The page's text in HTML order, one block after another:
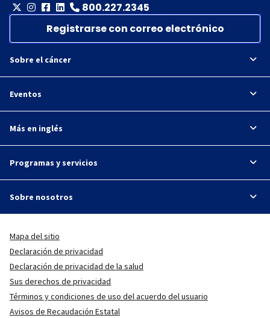
800.227.2345
Registrarse con correo electrónico
Sobre el cáncer
Eventos
Más en inglés
Programas y servicios
Sobre nosotros
Mapa del sitio
Declaración de privacidad
Declaración de privacidad de la salud
Sus derechos de privacidad
Términos y condiciones de uso del acuerdo del usuario
Avisos de Recaudación Estatal